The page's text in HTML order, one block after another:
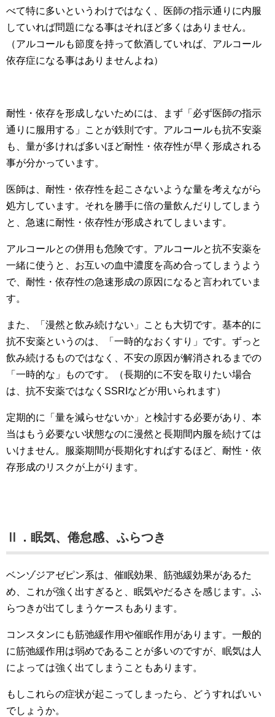
べて特に多いというわけではなく、医師の指示通りに内服
していれば問題になる事はそれほど多くはありません。
（アルコールも節度を持って飲酒していれば、アルコール
依存症になる事はありませんよね）
耐性・依存を形成しないためには、まず「必ず医師の指示
通りに服用する」ことが鉄則です。アルコールも抗不安薬
も、量が多ければ多いほど耐性・依存性が早く形成される
事が分かっています。
医師は、耐性・依存性を起こさないような量を考えながら
処方しています。それを勝手に倍の量飲んだりしてしまう
と、急速に耐性・依存性が形成されてしまいます。
アルコールとの併用も危険です。アルコールと抗不安薬を
一緒に使うと、お互いの血中濃度を高め合ってしまうよう
で、耐性・依存性の急速形成の原因になると言われていま
す。
また、「漫然と飲み続けない」ことも大切です。基本的に
抗不安薬というのは、「一時的なおくすり」です。ずっと
飲み続けるものではなく、不安の原因が解消されるまでの
「一時的な」ものです。（長期的に不安を取りたい場合
は、抗不安薬ではなくSSRIなどが用いられます）
定期的に「量を減らせないか」と検討する必要があり、本
当はもう必要ない状態なのに漫然と長期間内服を続けては
いけません。服薬期間が長期化すればするほど、耐性・依
存形成のリスクが上がります。
Ⅱ．眠気、倦怠感、ふらつき
ベンゾジアゼピン系は、催眠効果、筋弛緩効果があるた
め、これが強く出すぎると、眠気やだるさを感じます。ふ
らつきが出てしまうケースもあります。
コンスタンにも筋弛緩作用や催眠作用があります。一般的
に筋弛緩作用は弱めであることが多いのですが、眠気は人
によっては強く出てしまうこともあります。
もしこれらの症状が起こってしまったら、どうすればいい
でしょうか。